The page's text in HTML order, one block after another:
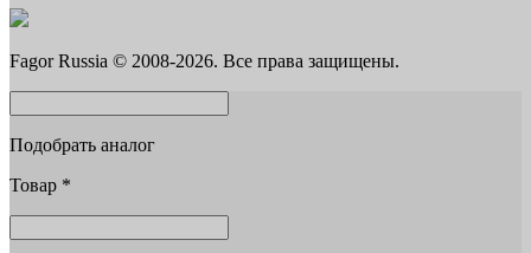
Fagor Russia © 2008-2026. Все права защищены.
Подобрать аналог
Товар *